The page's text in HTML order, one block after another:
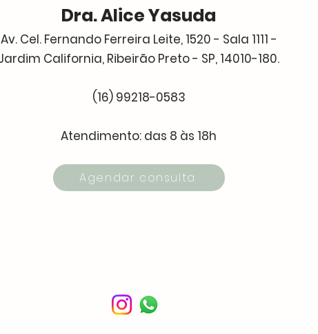
Dra. Alice Yasuda
Av. Cel. Fernando Ferreira Leite, 1520 - Sala 1111 -
California, Ribeirão Preto - SP, 14010-180.
(16) 99218-0583
Atendimento: das 8 às 18h
Agendar consulta